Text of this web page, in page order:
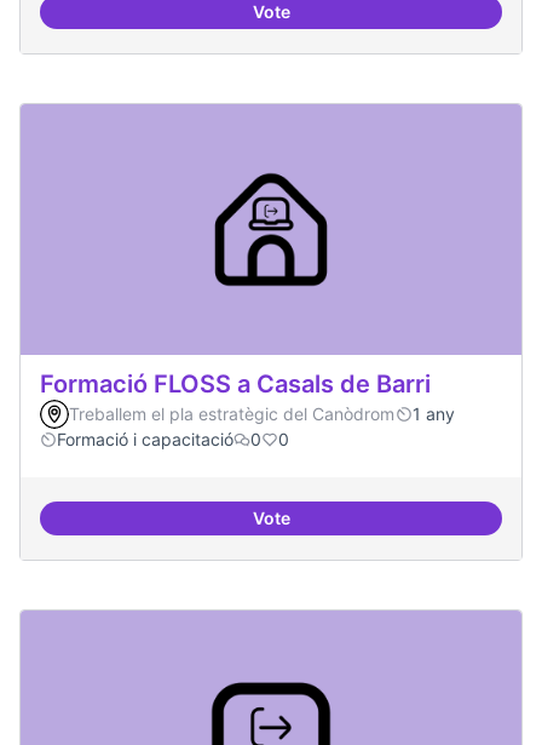
VoteÀrees de formació definides i
Formació FLOSS a Casals de Barri
Treballem el pla estratègic del Canòdrom
1 any
Formació i capacitació
0 0
VoteFormació FLOSS a Casals de